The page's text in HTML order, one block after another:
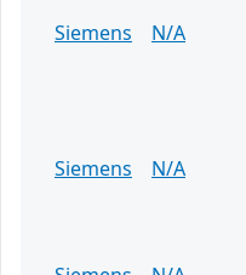
Siemens
N/A
Siemens
N/A